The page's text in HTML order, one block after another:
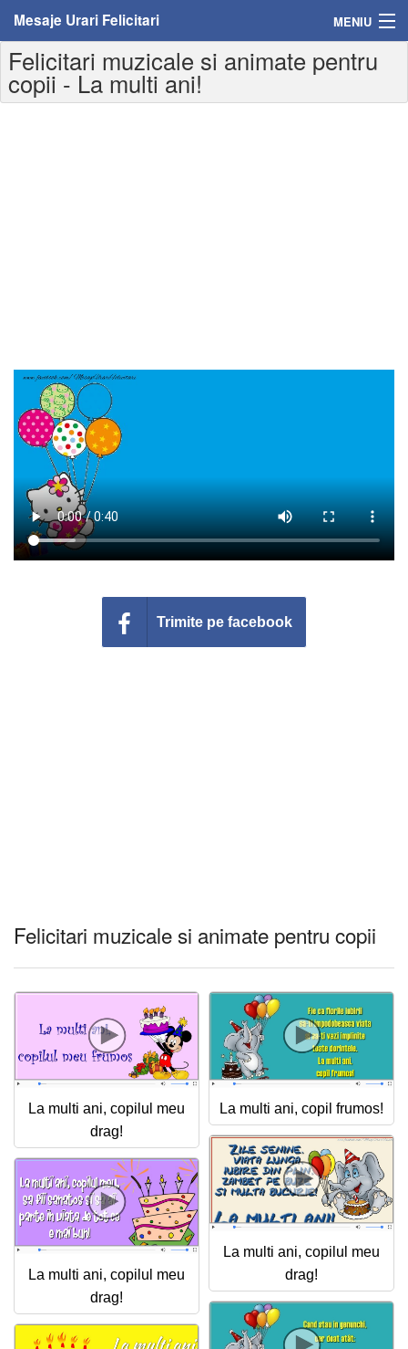
Mesaje Urari Felicitari MENIU
Home
Mesaje
Felicitari zilele anului
Felicitari zile saptamana
Felicitari muzicale
Felicitari muzicale personalizate
Felicitari animate
Felicitari muzicale si animate pentru
copii - La multi ani!
Trimite pe facebook
Felicitari muzicale si animate pentru copii
La multi ani, copilul meu
drag!
La multi ani, copil frumos!
La multi ani, copilul meu
drag!
La multi ani, copilul meu
drag!